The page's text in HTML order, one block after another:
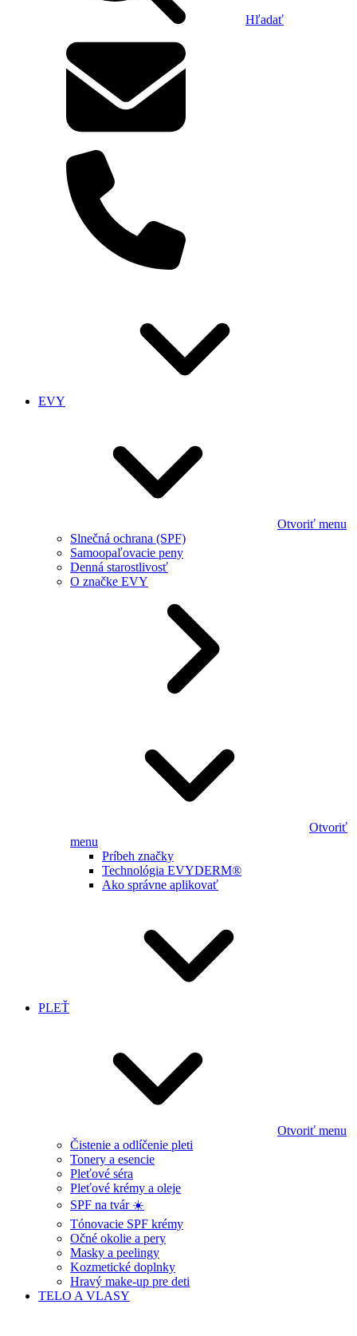
Hľadať
EVY
Otvoriť menu
Slnečná ochrana (SPF)
Samoopaľovacie peny
Denná starostlivosť
O značke EVY
Otvoriť
menu
Príbeh značky
Technológia EVYDERM®
Ako správne aplikovať
PLEŤ
Otvoriť menu
Čistenie a odlíčenie pleti
Tonery a esencie
Pleťové séra
Pleťové krémy a oleje
SPF na tvár ☀️
Tónovacie SPF krémy
Očné okolie a pery
Masky a peelingy
Kozmetické doplnky
Hravý make-up pre deti
TELO A VLASY